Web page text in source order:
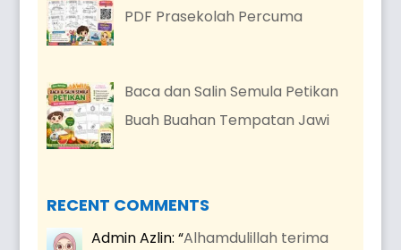
PDF Prasekolah Percuma
Baca dan Salin Semula Petikan
Buah Buahan Tempatan Jawi
RECENT COMMENTS
Admin Azlin: “Alhamdulillah terima